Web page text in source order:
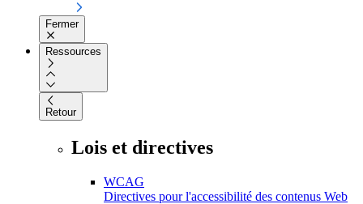
Fermer
Ressources
Retour
Lois et directives
WCAG
Directives pour l'accessibilité des contenus Web